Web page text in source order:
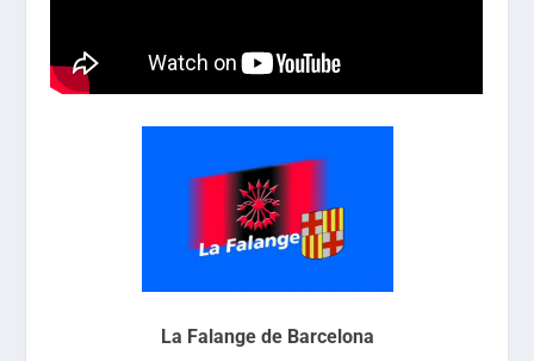
La Falange de Barcelona